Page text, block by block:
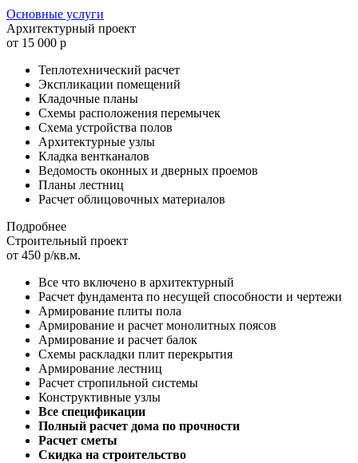
Основные услуги
Архитектурный проект
от 15 000 р
Теплотехнический расчет
Экспликации помещений
Кладочные планы
Схемы расположения перемычек
Схема устройства полов
Архитектурные узлы
Кладка вентканалов
Ведомость оконных и дверных проемов
Планы лестниц
Расчет облицовочных материалов
Подробнее
Строительный проект
от 450 р/кв.м.
Все что включено в архитектурный
Расчет фундамента по несущей способности и чертежи
Армирование плиты пола
Армирование и расчет монолитных поясов
Армирование и расчет балок
Схемы раскладки плит перекрытия
Армирование лестниц
Расчет стропильной системы
Конструктивные узлы
Все спецификации
Полный расчет дома по прочности
Расчет сметы
Скидка на строительство